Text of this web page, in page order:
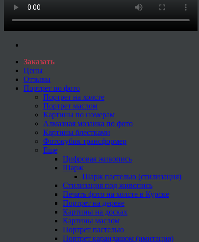
Заказать
Цены
Отзывы
Портрет по фото
Портрет на холсте
Портрет маслом
Картины по номерам
Алмазная мозаика по фото
Картины блестками
Фотокубик трансформер
Еще
Цифровая живопись
Шарж
Шарж пастелью (стилизация)
Стилизация под живопись
Печать фото на холсте в Курске
Портрет на дереве
Картины на досках
Картины маслом
Портрет пастелью
Портрет карандашом (имитация)